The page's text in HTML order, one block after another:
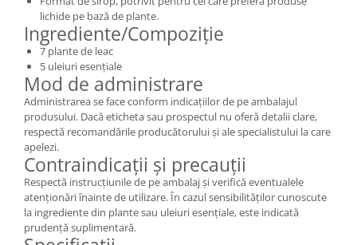
lichide pe bază de plante.
Ingrediente/Compoziție
7 plante de leac
5 uleiuri esențiale
Mod de administrare
Administrarea se face conform indicațiilor de pe ambalajul
produsului. Dacă eticheta sau prospectul nu oferă detalii clare,
respectă recomandările producătorului și ale specialistului la care
apelezi.
Contraindicații și precauții
Respectă instrucțiunile de pe ambalaj și verifică eventualele
atenționări înainte de utilizare. În cazul sensibilităților cunoscute
la ingrediente din plante sau uleiuri esențiale, este indicată
prudență suplimentară.